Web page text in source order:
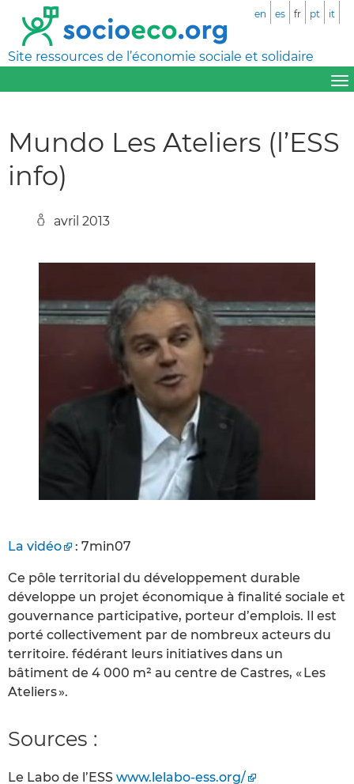
Site ressources de l’économie sociale et solidaire
en es fr pt it
Mundo Les Ateliers (l’ESS
info)
avril 2013
La vidéo : 7min07
Ce pôle territorial du développement durable
développe un projet économique à finalité sociale et
gouvernance participative, porteur d’emplois. Il est
porté collectivement par de nombreux acteurs du
territoire. fédérant leurs initiatives dans un
bâtiment de 4 000 m² au centre de Castres, « Les
Ateliers ».
Sources :
Le Labo de l’ESS www.lelabo-ess.org/